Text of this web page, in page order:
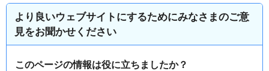
より良いウェブサイトにするためにみなさまのご意
見をお聞かせください
このページの情報は役に立ちましたか？